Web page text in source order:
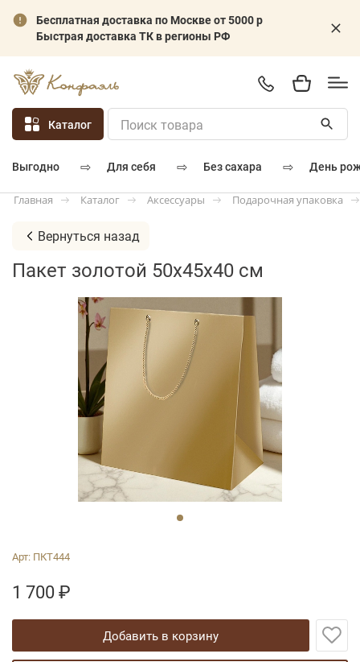
Бесплатная доставка по Москве от 5000 р
Быстрая доставка ТК в регионы РФ
Каталог
выгодно ⇨ для себя ⇨ без сахара ⇨ день
Главная Каталог Аксессуары Подарочная упаковка
Вернуться назад
Пакет золотой 50х45х40 см
Арт: ПКТ444
1 700 ₽
добавить в корзину